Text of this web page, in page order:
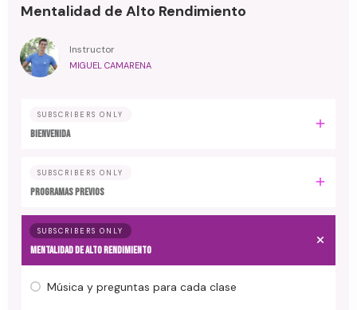
Mentalidad de Alto Rendimiento
Instructor
MIGUEL CAMARENA
SUBSCRIBERS ONLY
BIENVENIDA
SUBSCRIBERS ONLY
PROGRAMAS PREVIOS
SUBSCRIBERS ONLY
MENTALIDAD DE ALTO RENDIMIENTO
Música y preguntas para cada clase